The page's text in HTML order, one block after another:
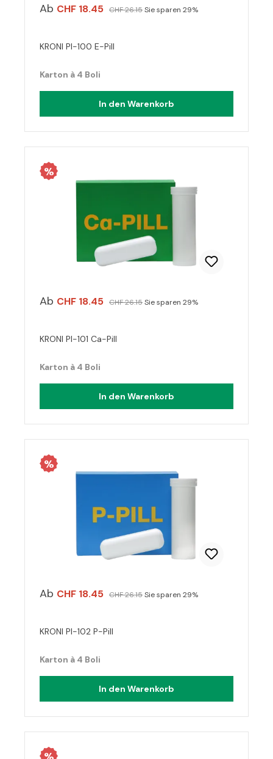
Ab CHF 18.45 CHF 26.15Sie sparen 29%
KRONI PI-100 E-Pill
Karton à 4 Boli
In den Warenkorb
%
Ab CHF 18.45 CHF 26.15Sie sparen 29%
KRONI PI-101 Ca-Pill
Karton à 4 Boli
In den Warenkorb
%
Ab CHF 18.45 CHF 26.15Sie sparen 29%
KRONI PI-102 P-Pill
Karton à 4 Boli
In den Warenkorb